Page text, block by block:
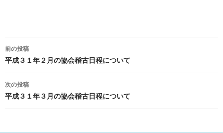
投稿ナビゲーション
前の投稿
平成３１年２月の協会稽古日程について
次の投稿
平成３１年３月の協会稽古日程について